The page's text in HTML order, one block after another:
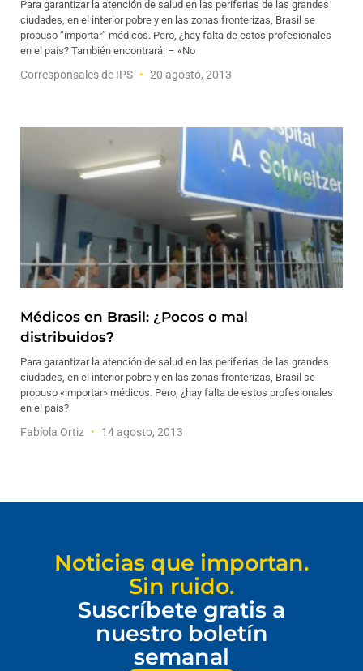
Para garantizar la atención de salud en las periferias de las grandes
ciudades, en el interior pobre y en las zonas fronterizas, Brasil se
propuso “importar” médicos. Pero, ¿hay falta de estos profesionales
en el país? También encontrará: – «No
Corresponsales de IPS 20 agosto, 2013
Médicos en Brasil: ¿Pocos o mal
distribuidos?
Para garantizar la atención de salud en las periferias de las grandes
ciudades, en el interior pobre y en las zonas fronterizas, Brasil se
propuso «importar» médicos. Pero, ¿hay falta de estos profesionales
en el país?
Fabíola Ortiz 14 agosto, 2013
Noticias que importan.
Sin ruido.
Suscríbete gratis a
nuestro boletín
semanal